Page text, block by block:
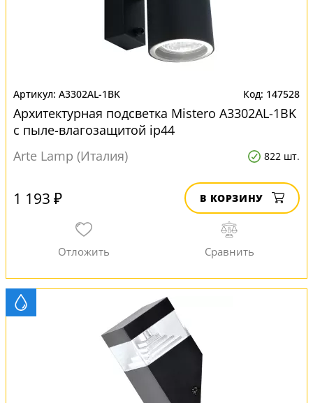
A3302AL-1BK 147528
Архитектурная подсветка Mistero A3302AL-1BK
с пыле-влагозащитой ip44
Arte Lamp (Италия)
822 шт.
1 193 ₽ В КОРЗИНУ